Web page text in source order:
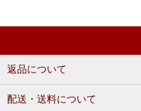
返品について
配送・送料について